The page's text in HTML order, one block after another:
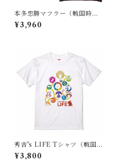
本多忠勝マフラー（戦国時
代 日本）茶
¥3,960
秀吉's LIFE Tシャツ（戦国時
代 日本）
¥3,800